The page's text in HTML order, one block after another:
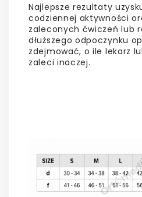
Najlepsze rezultaty
codziennej aktywności
zaleconych ćwiczeń lub
dłuższego odpoczynku
zdejmować, o ile lekarz
zaleci inaczej.